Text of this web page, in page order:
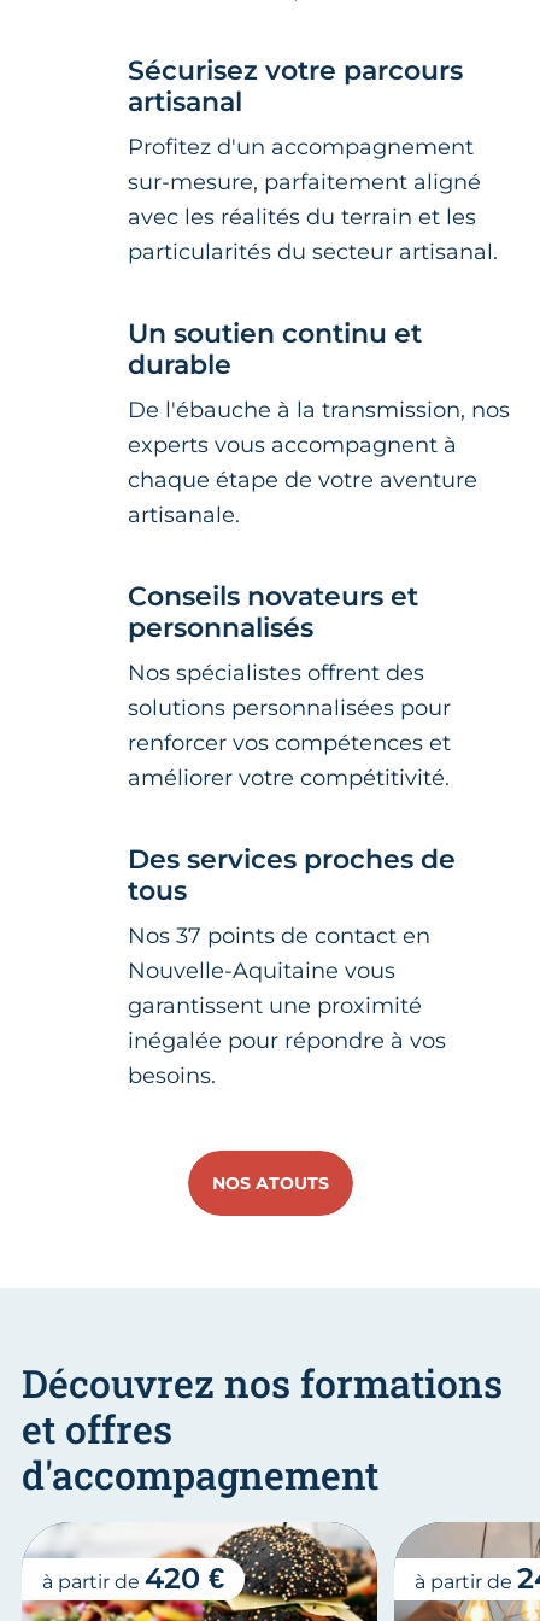
Sécurisez votre parcours
artisanal
Profitez d'un accompagnement
sur-mesure, parfaitement aligné
avec les réalités du terrain et les
particularités du secteur artisanal.
Un soutien continu et
durable
De l'ébauche à la transmission, nos
experts vous accompagnent à
chaque étape de votre aventure
artisanale.
Conseils novateurs et
personnalisés
Nos spécialistes offrent des
solutions personnalisées pour
renforcer vos compétences et
améliorer votre compétitivité.
Des services proches de
tous
Nos 37 points de contact en
Nouvelle-Aquitaine vous
garantissent une proximité
inégalée pour répondre à vos
besoins.
NOS ATOUTS
Découvrez nos formations
et offres
d'accompagnement
à partir de 420 € à partir de